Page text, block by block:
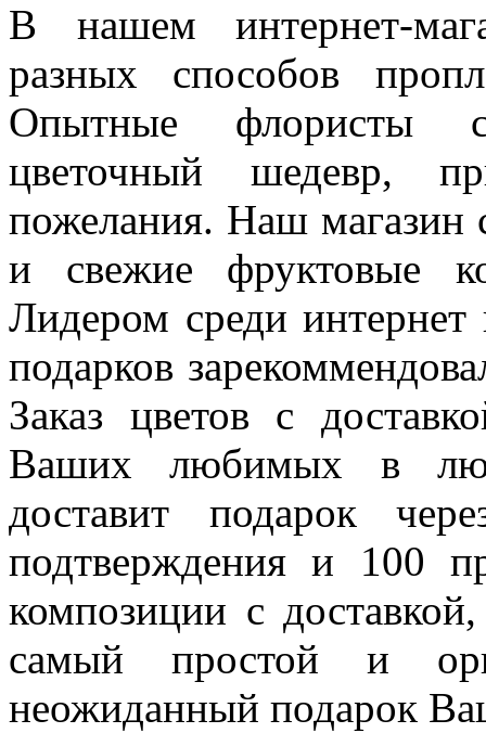
В нашем интернет-
разных способов
Опытные флористы
цветочный шедевр,
пожелания. Наш магазин
и свежие фруктовые
Лидером среди интернет
подарков
Заказ цветов с
Ваших любимых в
доставит подарок
подтверждения и 100
композиции с
самый простой и
неожиданный подарок